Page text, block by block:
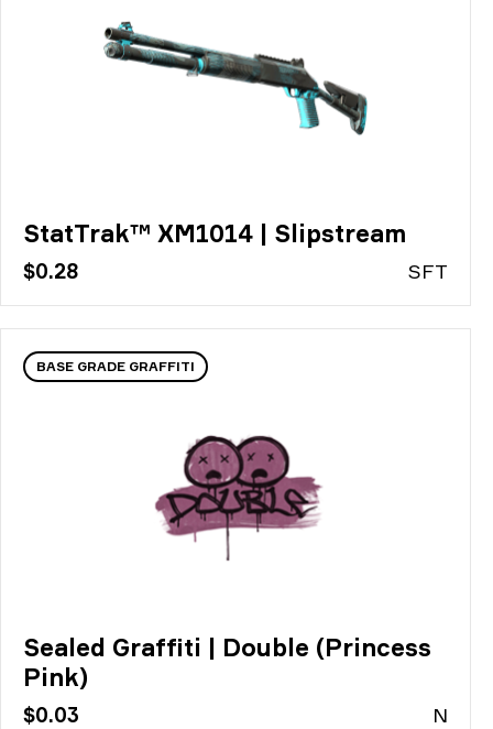
StatTrak™ XM1014 | Slipstream
$0.28 SFT
BASE GRADE GRAFFITI
Sealed Graffiti | Double (Princess
Pink)
$0.03 N